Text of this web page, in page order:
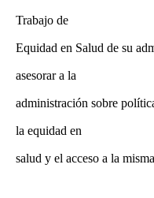
Trabajo de
Equidad en Salud de su
asesorar a la
administración sobre
la equidad en
salud y el acceso a la